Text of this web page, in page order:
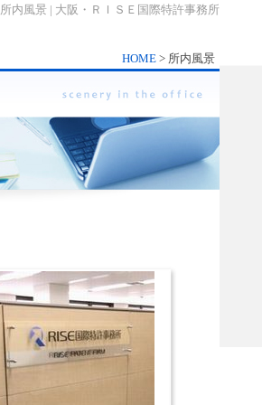
所内風景 | 大阪・ＲＩＳＥ国際特許事務所
HOME > 所内風景